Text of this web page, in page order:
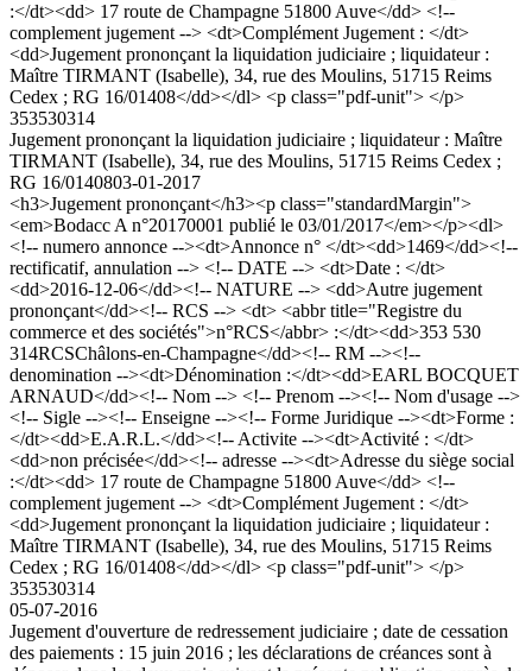
:</dt><dd> 17 route de Champagne 51800 Auve</dd> <!--
complement jugement --> <dt>Complément Jugement : </dt>
<dd>Jugement prononçant la liquidation judiciaire ; liquidateur :
Maître TIRMANT (Isabelle), 34, rue des Moulins, 51715 Reims
Cedex ; RG 16/01408</dd></dl> <p class="pdf-unit"> </p>
353530314
Jugement prononçant la liquidation judiciaire ; liquidateur : Maître
TIRMANT (Isabelle), 34, rue des Moulins, 51715 Reims Cedex ;
RG 16/0140803-01-2017
<h3>Jugement prononçant</h3><p class="standardMargin">
<em>Bodacc A n°20170001 publié le 03/01/2017</em></p><dl>
<!-- numero annonce --><dt>Annonce n° </dt><dd>1469</dd><!--
rectificatif, annulation --> <!-- DATE --> <dt>Date : </dt>
<dd>2016-12-06</dd><!-- NATURE --> <dd>Autre jugement
prononçant</dd><!-- RCS --> <dt> <abbr title="Registre du
commerce et des sociétés">n°RCS</abbr> :</dt><dd>353 530
314RCSChâlons-en-Champagne</dd><!-- RM --><!--
denomination --><dt>Dénomination :</dt><dd>EARL BOCQUET
ARNAUD</dd><!-- Nom --> <!-- Prenom --><!-- Nom d'usage -->
<!-- Sigle --><!-- Enseigne --><!-- Forme Juridique --><dt>Forme :
</dt><dd>E.A.R.L.</dd><!-- Activite --><dt>Activité : </dt>
<dd>non précisée</dd><!-- adresse --><dt>Adresse du siège social
:</dt><dd> 17 route de Champagne 51800 Auve</dd> <!--
complement jugement --> <dt>Complément Jugement : </dt>
<dd>Jugement prononçant la liquidation judiciaire ; liquidateur :
Maître TIRMANT (Isabelle), 34, rue des Moulins, 51715 Reims
Cedex ; RG 16/01408</dd></dl> <p class="pdf-unit"> </p>
353530314
05-07-2016
Jugement d'ouverture de redressement judiciaire ; date de cessation
des paiements : 15 juin 2016 ; les déclarations de créances sont à